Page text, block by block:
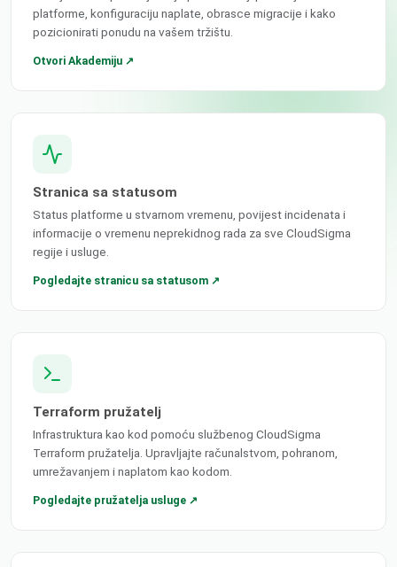
platforme, konfiguraciju naplate, obrasce migracije i kako
pozicionirati ponudu na vašem tržištu.
Otvori Akademiju ↗
Stranica sa statusom
Status platforme u stvarnom vremenu, povijest incidenata i
informacije o vremenu neprekidnog rada za sve CloudSigma
regije i usluge.
Pogledajte stranicu sa statusom ↗
Terraform pružatelj
Infrastruktura kao kod pomoću službenog CloudSigma
Terraform pružatelja. Upravljajte računalstvom, pohranom,
umrežavanjem i naplatom kao kodom.
Pogledajte pružatelja usluge ↗